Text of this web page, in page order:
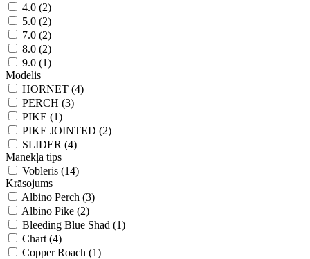
4.0 (2)
5.0 (2)
7.0 (2)
8.0 (2)
9.0 (1)
Modelis
HORNET (4)
PERCH (3)
PIKE (1)
PIKE JOINTED (2)
SLIDER (4)
Mānekļa tips
Vobleris (14)
Krāsojums
Albino Perch (3)
Albino Pike (2)
Bleeding Blue Shad (1)
Chart (4)
Copper Roach (1)